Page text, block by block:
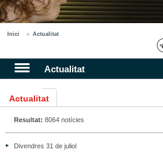
Inici Actualitat
Actualitat
Actualitat
Resultat: 8064 notícies
Divendres 31 de juliol